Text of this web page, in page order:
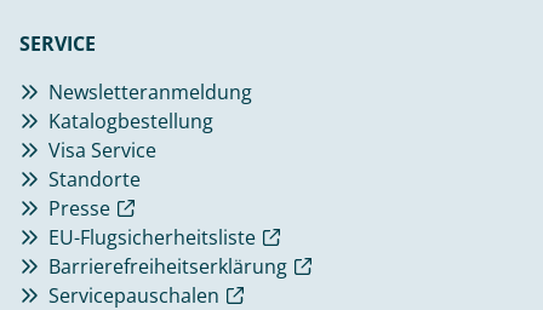
SERVICE
Newsletteranmeldung
Katalogbestellung
Visa Service
Standorte
Presse
EU-Flugsicherheitsliste
Barrierefreiheitserklärung
Servicepauschalen